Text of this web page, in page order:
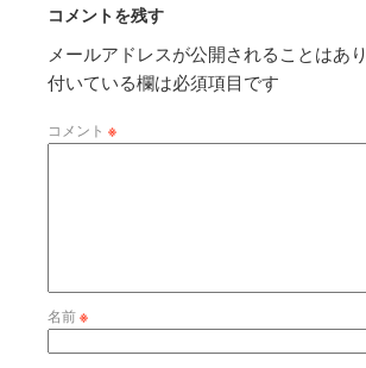
コメントを残す
メールアドレスが公開されることはあり
付いている欄は必須項目です
コメント ※
名前※